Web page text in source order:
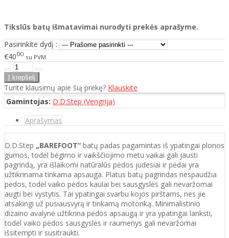
Tikslūs batų išmatavimai nurodyti prekės aprašyme.
Pasirinkite dydį :
€4000 su PVM
Turite klausimų apie šią prekę? Klauskite
Gamintojas: D.D.Step (Vengrija)
Aprašymas
D.D.Step „BAREFOOT“ batų padas pagamintas iš ypatingai plonos
gumos, todėl bėgimo ir vaikščiojimo metu vaikai gali jausti
pagrindą, yra išlaikomi natūralūs pėdos judesiai ir pėdai yra
užtikrinama tinkama apsauga. Platus batų pagrindas nespaudžia
pėdos, todėl vaiko pėdos kaulai bei sausgyslės gali nevaržomai
augti bei vystytis. Tai ypatingai svarbu kojos pirštams, nes jie
atsakingi už pusiausvyrą ir tinkamą motoriką. Minimalistinio
dizaino avalynė užtikrina pėdos apsaugą ir yra ypatingai lanksti,
todėl vaiko pėdos sausgyslės ir raumenys gali nevaržomai
išsitempti ir susitraukti.